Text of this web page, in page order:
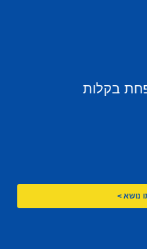
בקלות
נושא >